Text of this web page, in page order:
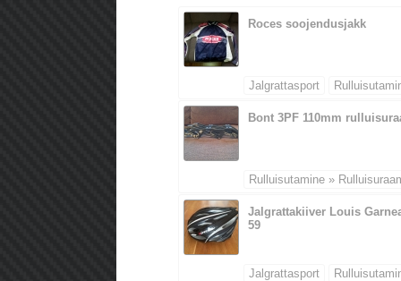
Jalgrattasport
Roces soojendusjakk
Rulluisutamine »
Bont 3PF 110mm
Jalgrattasport
Jalgrattakiiver Louis
59